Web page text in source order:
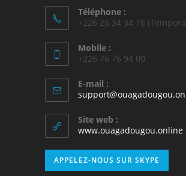
Téléphone :
+226 25 34 34 78
Mobile :
+226 76 76 94 00
E-mail :
Site web :
www.ouagadougou.online
APPELEZ-NOUS SUR SKYPE